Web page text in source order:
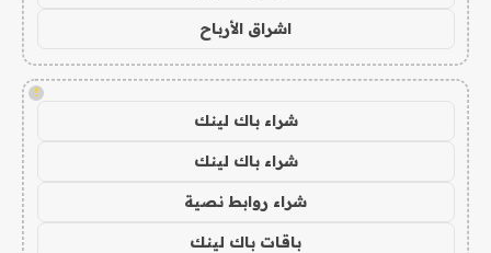
اشراق الأرباح
!
شراء باك لينك
شراء باك لينك
شراء روابط نصية
باقات باك لينك